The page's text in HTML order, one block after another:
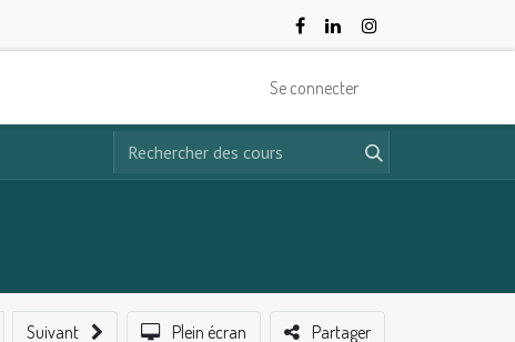
Se connecter
Suivant Plein écran Partager